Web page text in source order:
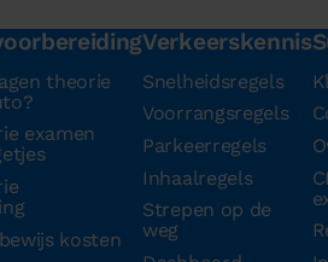
theorie
examen
kosten
Verkeerskennis
Snelheidsregels
Voorrangsregels
Parkeerregels
Inhaalregels
Strepen op de
weg